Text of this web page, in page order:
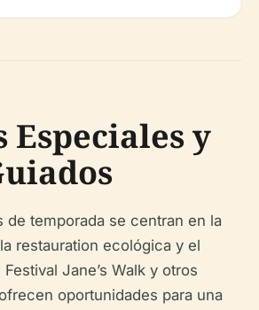
Especiales y
de temporada se centran en la
restauration ecológica y el
Jane’s Walk y otros
oportunidades para una